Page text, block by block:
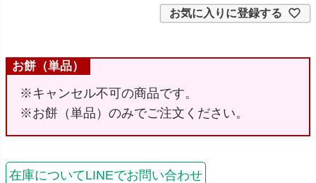
お気に入りに登録する
お餅（単品）
※キャンセル不可の商品です。
※お餅（単品）のみでご注文ください。
在庫についてLINEでお問い合わせ